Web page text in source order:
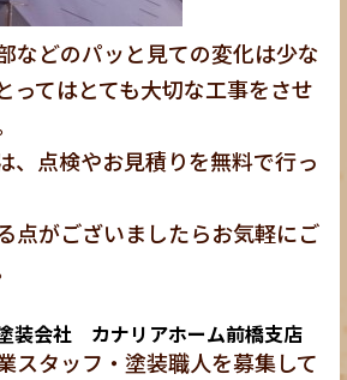
などのパッと見ての変化は少な
ってはとても大切な工事をさせ
、点検やお見積りを無料で行っ
点がございましたらお気軽にご
装会社 カナリアホーム前橋支店
スタッフ・塗装職人を募集して